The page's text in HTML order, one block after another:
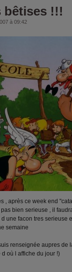
bêtises !!!
à 09:42
, après ce week end
bien serieuse , il
une facon tres serieuse
semaine
renseignée aupres de
d où l affiche du jour !)